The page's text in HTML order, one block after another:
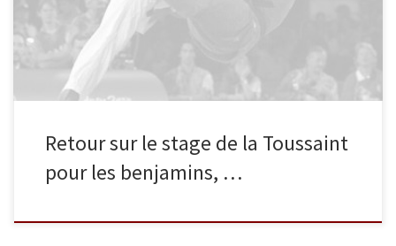
de Cédric Dermé et de compétiteurs haut niveau du club et de
l’OJ Nice. Des jeunes judokas […]
Retour sur le stage de la Toussaint
pour les benjamins, …